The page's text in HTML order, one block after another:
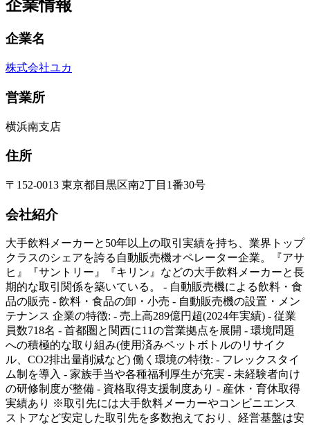
企業情報
企業名
株式会社ユカ
営業所
横浜南支店
住所
〒152-0013 東京都目黒区南2丁目1番30号
会社紹介
大手飲料メーカーと50年以上の取引実績を持ち、業界トップ
クラスのシェアを誇る自動販売機オペレーター企業。『アサ
ヒ』『サントリー』『キリン』などの大手飲料メーカーと長
期的な取引関係を築いている。 - 自動販売機による飲料・食
品の販売 - 飲料・食品の卸・小売 - 自動販売機の設置・メン
テナンス 企業の特徴: - 売上高289億円超(2024年実績) - 従業
員数718名 - 首都圏と関西に11の営業拠点を展開 - 環境問題
への積極的な取り組み(使用済みペットボトルのリサイク
ル、CO2排出量削減など) 働く環境の特徴: - フレックスタイ
ム制を導入 - 家族手当や各種福利厚生が充実 - 未経験者向け
の研修制度が整備 - 資格取得支援制度あり - 産休・育休取得
実績あり ※取引先には大手飲料メーカーやコンビニエンス
ストアなど安定した取引先を多数抱えており、経営基盤は安